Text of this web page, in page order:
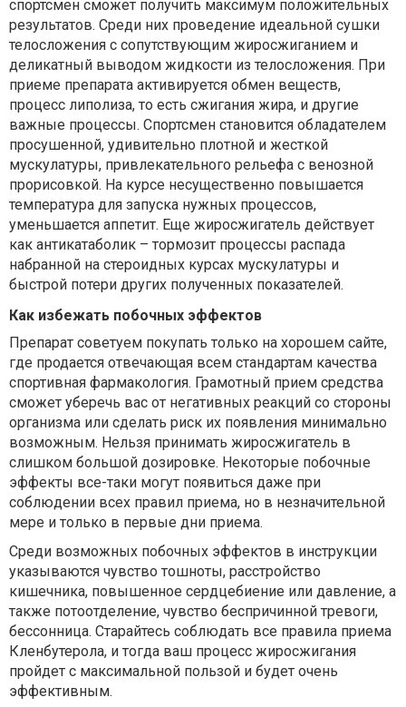
спортсмен сможет получить максимум положительных
результатов. Среди них проведение идеальной сушки
телосложения с сопутствующим жиросжиганием и
деликатный выводом жидкости из телосложения. При
приеме препарата активируется обмен веществ,
процесс липолиза, то есть сжигания жира, и другие
важные процессы. Спортсмен становится обладателем
просушенной, удивительно плотной и жесткой
мускулатуры, привлекательного рельефа с венозной
прорисовкой. На курсе несущественно повышается
температура для запуска нужных процессов,
уменьшается аппетит. Еще жиросжигатель действует
как антикатаболик – тормозит процессы распада
набранной на стероидных курсах мускулатуры и
быстрой потери других полученных показателей.
Как избежать побочных эффектов
Препарат советуем покупать только на хорошем сайте,
где продается отвечающая всем стандартам качества
спортивная фармакология. Грамотный прием средства
сможет уберечь вас от негативных реакций со стороны
организма или сделать риск их появления минимально
возможным. Нельзя принимать жиросжигатель в
слишком большой дозировке. Некоторые побочные
эффекты все-таки могут появиться даже при
соблюдении всех правил приема, но в незначительной
мере и только в первые дни приема.
Среди возможных побочных эффектов в инструкции
указываются чувство тошноты, расстройство
кишечника, повышенное сердцебиение или давление, а
также потоотделение, чувство беспричинной тревоги,
бессонница. Старайтесь соблюдать все правила приема
Кленбутерола, и тогда ваш процесс жиросжигания
пройдет с максимальной пользой и будет очень
эффективным.